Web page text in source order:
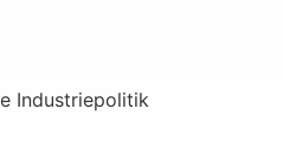
Industriepolitik